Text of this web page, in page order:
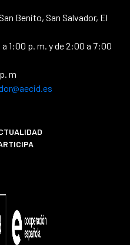
Benito, San Salvador, El
1:00 p. m. y de 2:00 a 7:00
m